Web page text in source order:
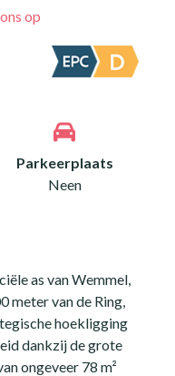
op
Parkeerplaats
Neen
as van Wemmel,
meter van de Ring,
hoekligging
dankzij de grote
ongeveer 78 m²